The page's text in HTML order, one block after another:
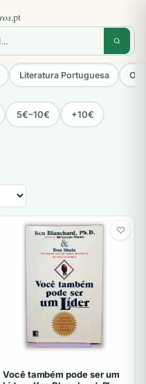
Literatura Portuguesa
5€–10€ +10€
♡
Você também pode ser um